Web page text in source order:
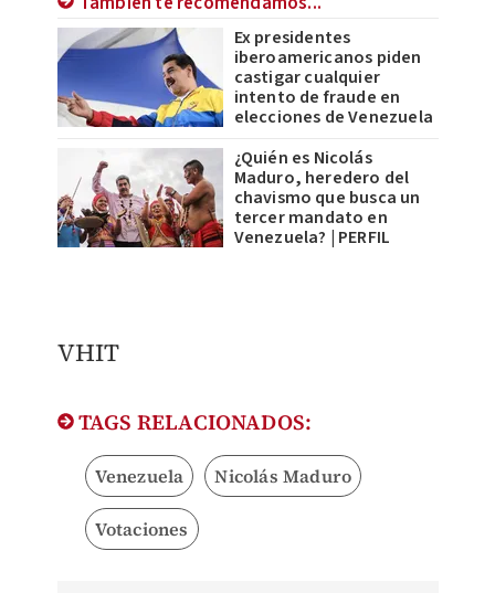
Ex presidentes
iberoamericanos piden
castigar cualquier
intento de fraude en
elecciones de Venezuela
¿Quién es Nicolás
Maduro, heredero del
chavismo que busca un
tercer mandato en
Venezuela? | PERFIL
VHIT
TAGS RELACIONADOS:
Venezuela Nicolás Maduro
Votaciones